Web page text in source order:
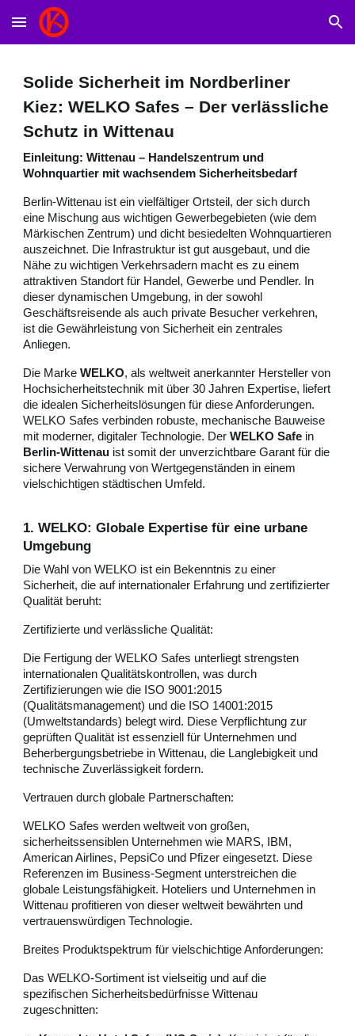
Skip to main content Skip to navigation
Solide Sicherheit im Nordberliner
Kiez: WELKO Safes – Der verlässliche
Schutz in Wittenau
Einleitung: Wittenau – Handelszentrum und
Wohnquartier mit wachsendem Sicherheitsbedarf
Berlin-Wittenau ist ein vielfältiger Ortsteil, der sich durch
eine Mischung aus wichtigen Gewerbegebieten (wie dem
Märkischen Zentrum) und dicht besiedelten Wohnquartieren
auszeichnet. Die Infrastruktur ist gut ausgebaut, und die
Nähe zu wichtigen Verkehrsadern macht es zu einem
attraktiven Standort für Handel, Gewerbe und Pendler. In
dieser dynamischen Umgebung, in der sowohl
Geschäftsreisende als auch private Besucher verkehren,
ist die Gewährleistung von Sicherheit ein zentrales
Anliegen.
Die MarkeWELKO, als weltweit anerkannter Hersteller von
Hochsicherheitstechnik mit über 30 Jahren Expertise, liefert
die idealen Sicherheitslösungen für diese Anforderungen.
WELKO Safes verbinden robuste, mechanische Bauweise
mit moderner, digitaler Technologie. DerWELKO Safe in
Berlin-Wittenau ist somit der unverzichtbare Garant für die
sichere Verwahrung von Wertgegenständen in einem
vielschichtigen städtischen Umfeld.
1. WELKO: Globale Expertise für eine urbane
Umgebung
Die Wahl von WELKO ist ein Bekenntnis zu einer
Sicherheit, die auf internationaler Erfahrung und zertifizierter
Qualität beruht:
Zertifizierte und verlässliche Qualität:
Die Fertigung der WELKO Safes unterliegt strengsten
internationalen Qualitätskontrollen, was durch
Zertifizierungen wie die ISO 9001:2015
(Qualitätsmanagement) und die ISO 14001:2015
(Umweltstandards) belegt wird. Diese Verpflichtung zur
geprüften Qualität ist essenziell für Unternehmen und
Beherbergungsbetriebe in Wittenau, die Langlebigkeit und
technische Zuverlässigkeit fordern.
Vertrauen durch globale Partnerschaften:
WELKO Safes werden weltweit von großen,
sicherheitssensiblen Unternehmen wie MARS, IBM,
American Airlines, PepsiCo und Pfizer eingesetzt. Diese
Referenzen im Business-Segment unterstreichen die
globale Leistungsfähigkeit. Hoteliers und Unternehmen in
Wittenau profitieren von dieser weltweit bewährten und
vertrauenswürdigen Technologie.
Breites Produktspektrum für vielschichtige Anforderungen:
Das WELKO-Sortiment ist vielseitig und auf die
spezifischen Sicherheitsbedürfnisse Wittenau
zugeschnitten: